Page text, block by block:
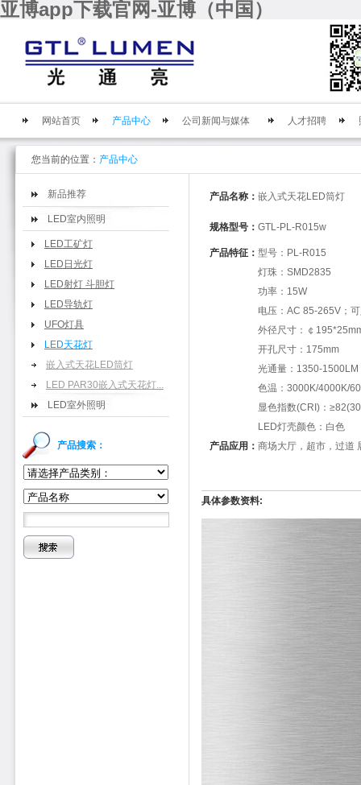
亚博app下载官网-亚博（中国）
网站首页 产品中心 公司新闻与媒体 人才招聘
您当前的位置： 产品中心
新品推荐
LED室内照明
LED工矿灯
LED日光灯
LED射灯 斗胆灯
LED导轨灯
UFO灯具
LED天花灯
嵌入式天花LED筒灯
LED PAR30嵌入式天花灯...
LED室外照明
产品搜索：
产品名称： 嵌入式天花LED筒灯
规格型号： GTL-PL-R015w
产品特征： 型号：PL-R015
灯珠：SMD2835
功率：15W
电压：AC 85-265V；
外径尺寸：￠
开孔尺寸：175mm
光通量：1350-1500LM
色温：3000K/4000K/
显色指数(CRI)：
LED灯壳颜色：白色
产品应用： 商场大厅，超市，过道
具体参数资料: